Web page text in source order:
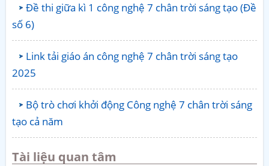
Đề thi giữa kì 1 công nghệ 7 chân trời sáng tạo (Đề
số 6)
Link tải giáo án công nghệ 7 chân trời sáng tạo
2025
Bộ trò chơi khởi động Công nghệ 7 chân trời sáng
tạo cả năm
Tài liệu quan tâm